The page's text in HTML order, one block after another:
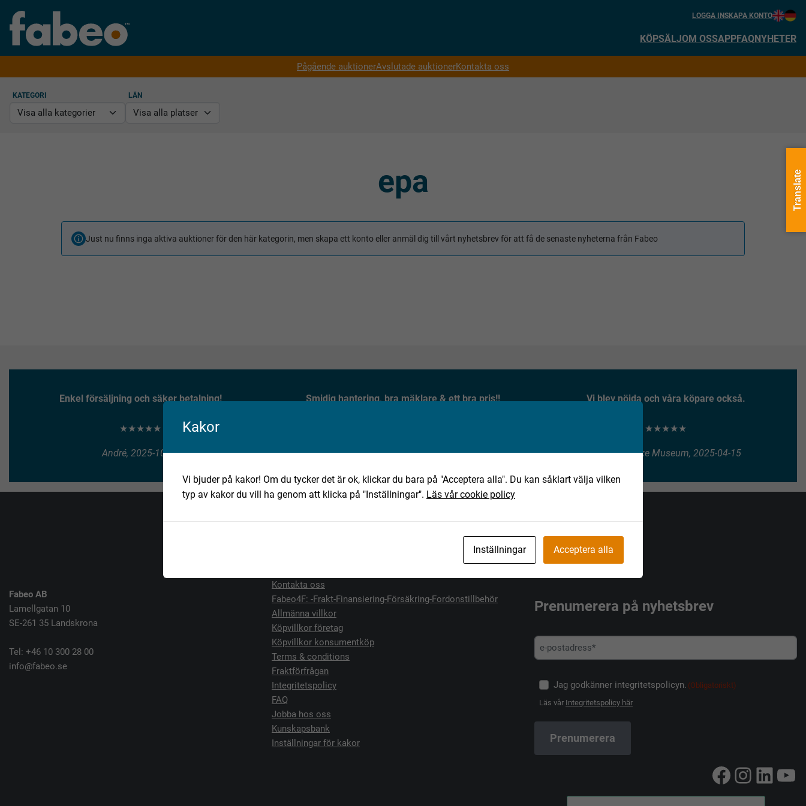
LOGGA INSKAPA KONTO
KÖPSÄLJOM OSSAPPFAQNYHETER
Pågående auktionerAvslutade auktionerKontakta oss
KATEGORI LÄN
epa
Just nu finns inga aktiva auktioner för den här kategorin, men skapa ett konto eller anmäl dig till vårt nyhetsbrev för att få de senaste nyheterna från Fabeo
Enkel försäljning och säker betalning!
★★★★★
André, 2025-10-10
Smidig hantering, bra mäklare & ett bra pris!!
Jan, 2025-10-02
Vi blev nöjda och våra köpare också.
★★★★★
Henry Vitlycke Museum, 2025-04-15
Fabeo AB
Lamellgatan 10
SE-261 35 Landskrona
Tel: +46 10 300 28 00
info@fabeo.se
Kontakta oss
Fabeo4F: -Frakt-Finansiering-Försäkring-Fordonstillbehör
Allmänna villkor
Köpvillkor företag
Köpvillkor konsumentköp
Terms & conditions
Fraktförfrågan
Integritetspolicy
FAQ
Jobba hos oss
Kunskapsbank
Inställningar för kakor
Prenumerera på nyhetsbrev
Jag godkänner integritetspolicyn. (Obligatoriskt)
Läs vår Integritetspolicy här
Facebook
Kakor
Vi bjuder på kakor! Om du tycker det är ok, klickar du bara på "Acceptera alla". Du kan såklart välja vilken
typ av kakor du vill ha genom att klicka på "Inställningar". Läs vår cookie policy
Inställningar Acceptera alla
Translate